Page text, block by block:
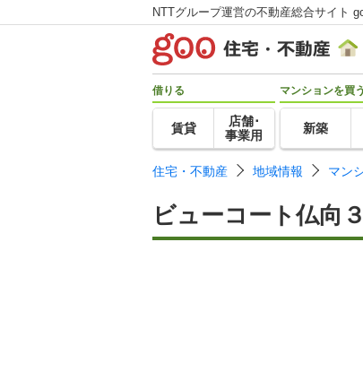
NTTグループ運営の不動産総合サイト
借りる
賃貸
店舗･
事業用
マンションを買う
新築
住宅・不動産 地域情報 マン
ビューコート仏向